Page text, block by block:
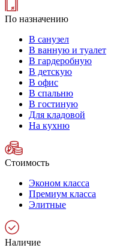
По назначению
В санузел
В ванную и туалет
В гардеробную
В детскую
В офис
В спальню
В гостиную
Для кладовой
На кухню
Стоимость
Эконом класса
Премиум класса
Элитные
Наличие